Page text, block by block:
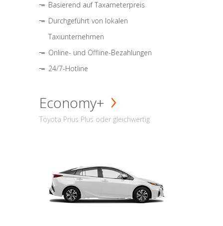
Basierend auf Taxameterpreis
Durchgeführt von lokalen
Taxiunternehmen
Online- und Offline-Bezahlungen
24/7-Hotline
Economy+
Toyota Prius Plus oder gleichwertig